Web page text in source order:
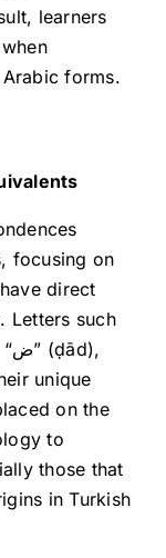
learners
forms.
focusing on
direct
Letters such
on the
to
those that
in Turkish